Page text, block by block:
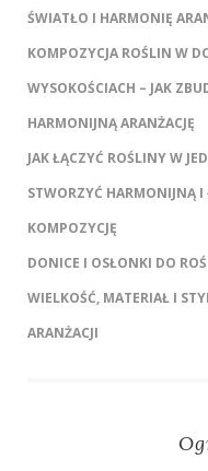
ŚWIATŁO I HARMONIĘ
KOMPOZYCJA ROŚLIN W
WYSOKOŚCIACH – JAK
HARMONIJNĄ ARANŻACJĘ
JAK ŁĄCZYĆ ROŚLINY W
STWORZYĆ HARMONIJNĄ
KOMPOZYCJĘ
DONICE I OSŁONKI DO
WIELKOŚĆ, MATERIAŁ I
ARANŻACJI